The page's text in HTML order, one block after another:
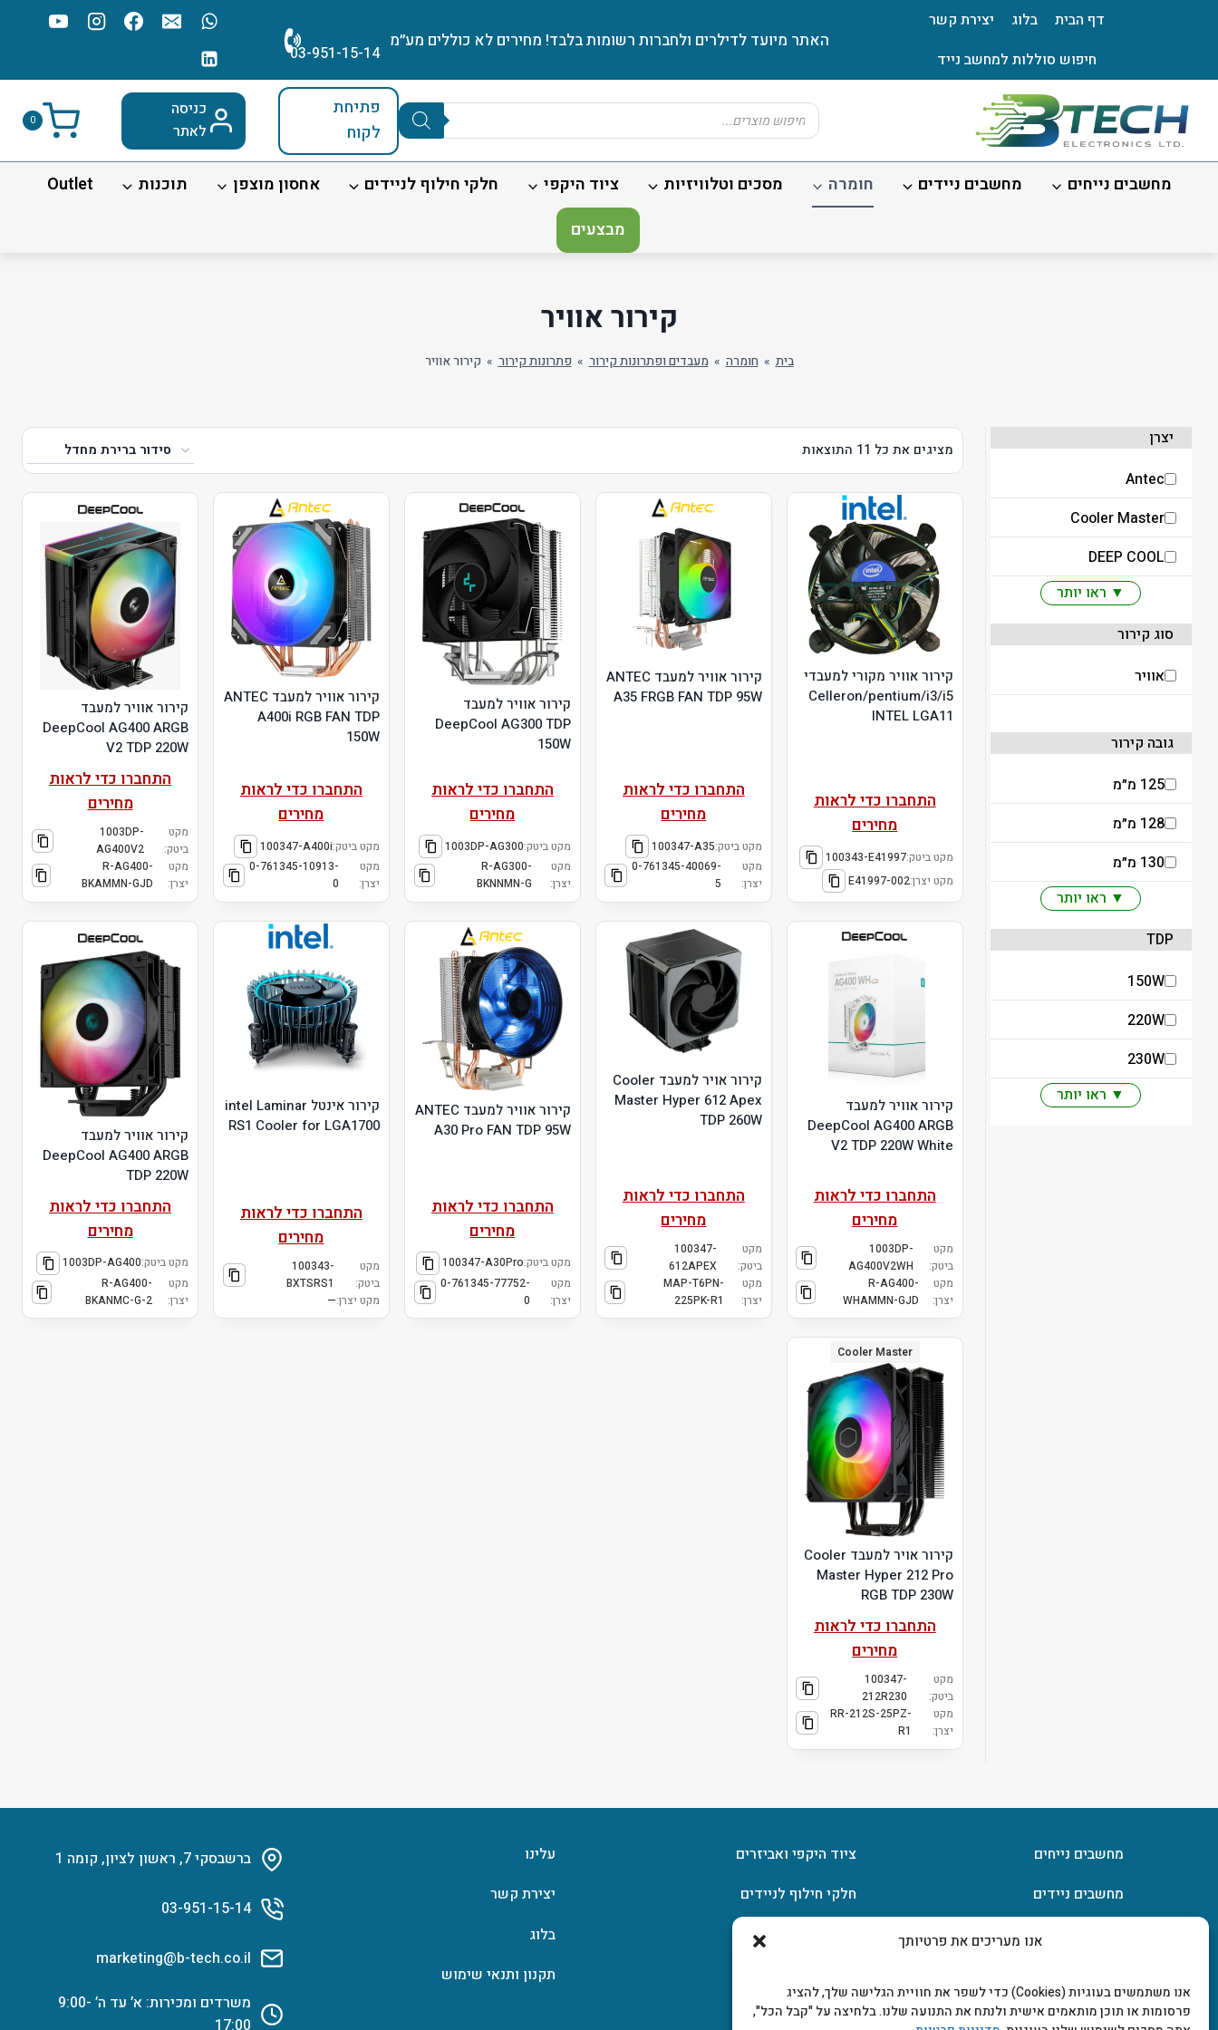
אנו מעריכים את פרטיותך
אנו משתמשים בעוגיות (Cookies) כדי לשפר את חוויית הגלישה שלך, להציג
פרסומות או תוכן מותאמים אישית ולנתח את התנועה שלנו. בלחיצה על "קבל הכל",
דף הבית בלוג
יצירת קשר
חיפוש סוללות למחשב נייד
האתר מיועד לדילרים ולחברות רשומות בלבד! מחירים לא כוללים מע׳׳מ
03-951-15-14
Products
search
פתיחת
לקוח
כניסה
לאתר
0
מחשבים נייחים מחשבים ניידים חומרה מסכים וטלוויזיות ציוד היקפי חלקי חילוף לניידים אחסון מוצפן תוכנות
Outlet
מבצעים
קירור אוויר
בית » חומרה » מעבדים ופתרונות קירור » פתרונות קירור » קירור אוויר
מציגים את כל ⁦11⁩ התוצאות
קירור אוויר מקורי למעבדי
Celleron/pentium/i3/i5
INTEL LGA11
התחברו כדי לראות
מחירים
מקט ביטק:100343-E41997
מקט יצרן:E41997-002
קירור אוויר למעבד ANTEC
A35 FRGB FAN TDP 95W
התחברו כדי לראות
מחירים
מקט ביטק:100347-A35
מקט
יצרן:
0-761345-40069-
5
קירור אוויר למעבד
DeepCool AG300 TDP
150W
התחברו כדי לראות
מחירים
מקט ביטק:1003DP-AG300
מקט
יצרן:
R-AG300-
BKNNMN-G
קירור אוויר למעבד ANTEC
A400i RGB FAN TDP
150W
התחברו כדי לראות
מחירים
מקט ביטק:100347-A400i
מקט
יצרן:
0-761345-10913-
0
קירור אוויר למעבד
DeepCool AG400 ARGB
V2 TDP 220W
התחברו כדי לראות
מחירים
מקט
ביטק:
1003DP-
AG400V2
מקט
יצרן:
R-AG400-
BKAMMN-GJD
קירור אוויר למעבד
DeepCool AG400 ARGB
V2 TDP 220W White
התחברו כדי לראות
מחירים
מקט
ביטק:
1003DP-
AG400V2WH
מקט
יצרן:
R-AG400-
WHAMMN-GJD
קירור אויר למעבד Cooler
Master Hyper 612 Apex
TDP 260W
התחברו כדי לראות
מחירים
מקט
ביטק:
100347-
612APEX
מקט
יצרן:
MAP-T6PN-
225PK-R1
קירור אוויר למעבד ANTEC
A30 Pro FAN TDP 95W
התחברו כדי לראות
מחירים
מקט ביטק:100347-A30Pro
מקט
יצרן:
0-761345-77752-
0
קירור אינטל intel Laminar
RS1 Cooler for LGA1700
התחברו כדי לראות
מחירים
מקט
ביטק:
100343-
BXTSRS1
מקט יצרן:—
קירור אוויר למעבד
DeepCool AG400 ARGB
TDP 220W
התחברו כדי לראות
מחירים
מקט ביטק:1003DP-AG400
מקט
יצרן:
R-AG400-
BKANMC-G-2
Cooler Master
קירור אויר למעבד Cooler
Master Hyper 212 Pro
RGB TDP 230W
התחברו כדי לראות
מחירים
מקט
ביטק:
100347-
212R230
מקט
יצרן:
RR-212S-25PZ-
R1
יצרן
Antec
Cooler Master
DEEP COOL
▼ ראו יותר
סוג קירור
אוויר
גובה קירור
125 מ״מ
128 מ״מ
130 מ״מ
▼ ראו יותר
TDP
150W
220W
230W
▼ ראו יותר
מחשבים נייחים
מחשבים ניידים
ציוד היקפי ואביזרים
חלקי חילוף לניידים
עלינו
יצירת קשר
בלוג
תקנון ותנאי שימוש
ברשבסקי 7, ראשון לציון, קומה 1
03-951-15-14
marketing@b-tech.co.il
משרדים ומכירות: א’ עד ה’ 9:00-